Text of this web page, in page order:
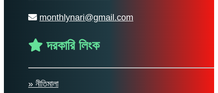
monthlynari@gmail.com
দরকারি লিংক
» নীতিমালা